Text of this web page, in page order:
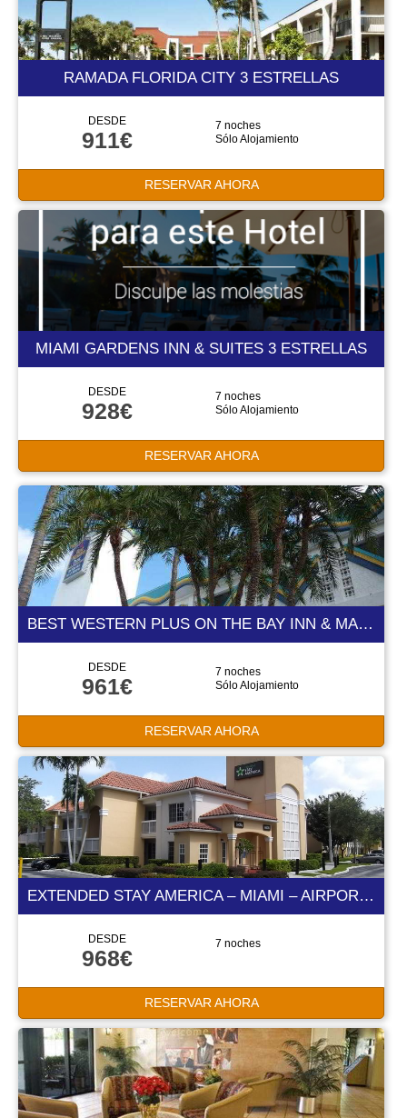
RAMADA FLORIDA CITY 3 ESTRELLAS
DESDE
911€
7 noches
Sólo Alojamiento
RESERVAR AHORA
MIAMI GARDENS INN & SUITES 3 ESTRELLAS
DESDE
928€
7 noches
Sólo Alojamiento
RESERVAR AHORA
BEST WESTERN PLUS ON THE BAY INN & MARINA 3 ESTRELLAS
DESDE
961€
7 noches
Sólo Alojamiento
RESERVAR AHORA
EXTENDED STAY AMERICA – MIAMI – AIRPORT – BLUE LAGOON 3 ESTRELLAS
DESDE
968€
7 noches
RESERVAR AHORA